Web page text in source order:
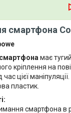
смартфона
має
кріплення на
час цієї
пластик.
смартфона в